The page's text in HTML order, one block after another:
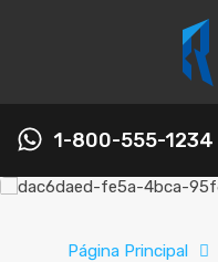
1-800-555-1234
Página Principal